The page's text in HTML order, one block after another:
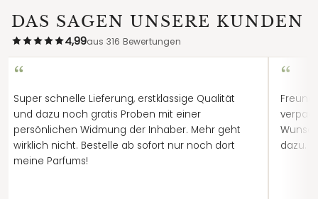
DAS SAGEN UNSERE KUNDEN
4,99aus 316 Bewertungen
“
Super schnelle Lieferung, erstklassige Qualität
und dazu noch gratis Proben mit einer
persönlichen Widmung der Inhaber. Mehr geht
wirklich nicht. Bestelle ab sofort nur noch dort
meine Parfums!
“
dazu.